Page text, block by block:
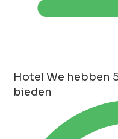
Hotel We hebben
bieden